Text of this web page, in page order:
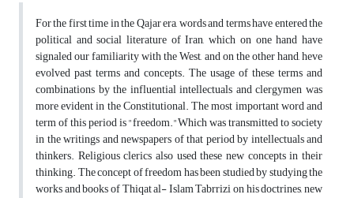
For the first time in the Qajar era, words and terms have entered the
political and social literature of Iran, which on one hand have
signaled our familiarity with the West, and on the other hand, heve
evolved past terms and concepts. The usage of these terms and
combinations by the influential intellectuals and clergymen was
more evident in the Constitutional. The most important word and
term of this period is "freedom."Which was transmitted to society
in the writings and newspapers of that period by intellectuals and
thinkers. Religious clerics also used these new concepts in their
thinking. The concept of freedom has been studied by studying the
works and books of Thiqat al- Islam Tabrrizi on his doctrines, new